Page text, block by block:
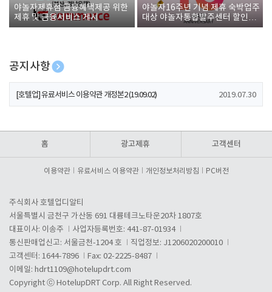
야놀자제휴점 금융혜택제공 위한
제휴 및 금융서비스 게시
야놀자16주년 기념 제휴 숙박업주
대상 야놀자통합발주센터 할인쿠
폰 증정
공지사항
[호텔업] 개인정보 처리방침 개정본1 (19.09.02)
[호텔업] 유료서비스 이용약관 개정본2 (19.09.02) 2019.07.30
홈 광고제휴 고객센터
이용약관 유료서비스 이용약관 개인정보처리방침 PC버전
주식회사 호텔업디알티
서울특별시 금천구 가산동 691 대륭테크노타운20차 1807호
대표이사: 이송주
사업자등록번호: 441-87-01934
통신판매업신고: 서울금천-1204 호
직업정보: J1206020200010
고객센터: 1644-7896
Fax: 02-2225-8487
이메일: hdrt1109@hotelupdrt.com
Copyright ⓒ HotelupDRT Corp. All Right Reserved.